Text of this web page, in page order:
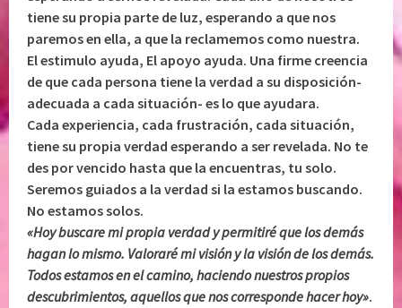
tiene su propia parte de luz, esperando a que nos
paremos en ella, a que la reclamemos como nuestra.
El estimulo ayuda, El apoyo ayuda. Una firme creencia
de que cada persona tiene la verdad a su disposición-
adecuada a cada situación- es lo que ayudara.
Cada experiencia, cada frustración, cada situación,
tiene su propia verdad esperando a ser revelada. No te
des por vencido hasta que la encuentras, tu solo.
Seremos guiados a la verdad si la estamos buscando.
No estamos solos.
«Hoy buscare mi propia verdad y permitiré que los demás
hagan lo mismo. Valoraré mi visión y la visión de los demás.
Todos estamos en el camino, haciendo nuestros propios
descubrimientos, aquellos que nos corresponde hacer hoy».